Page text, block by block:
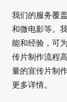
我们的服务覆
和微电影等。
能和经验，可
传片制作流程
量的宣传片制
更多详情。